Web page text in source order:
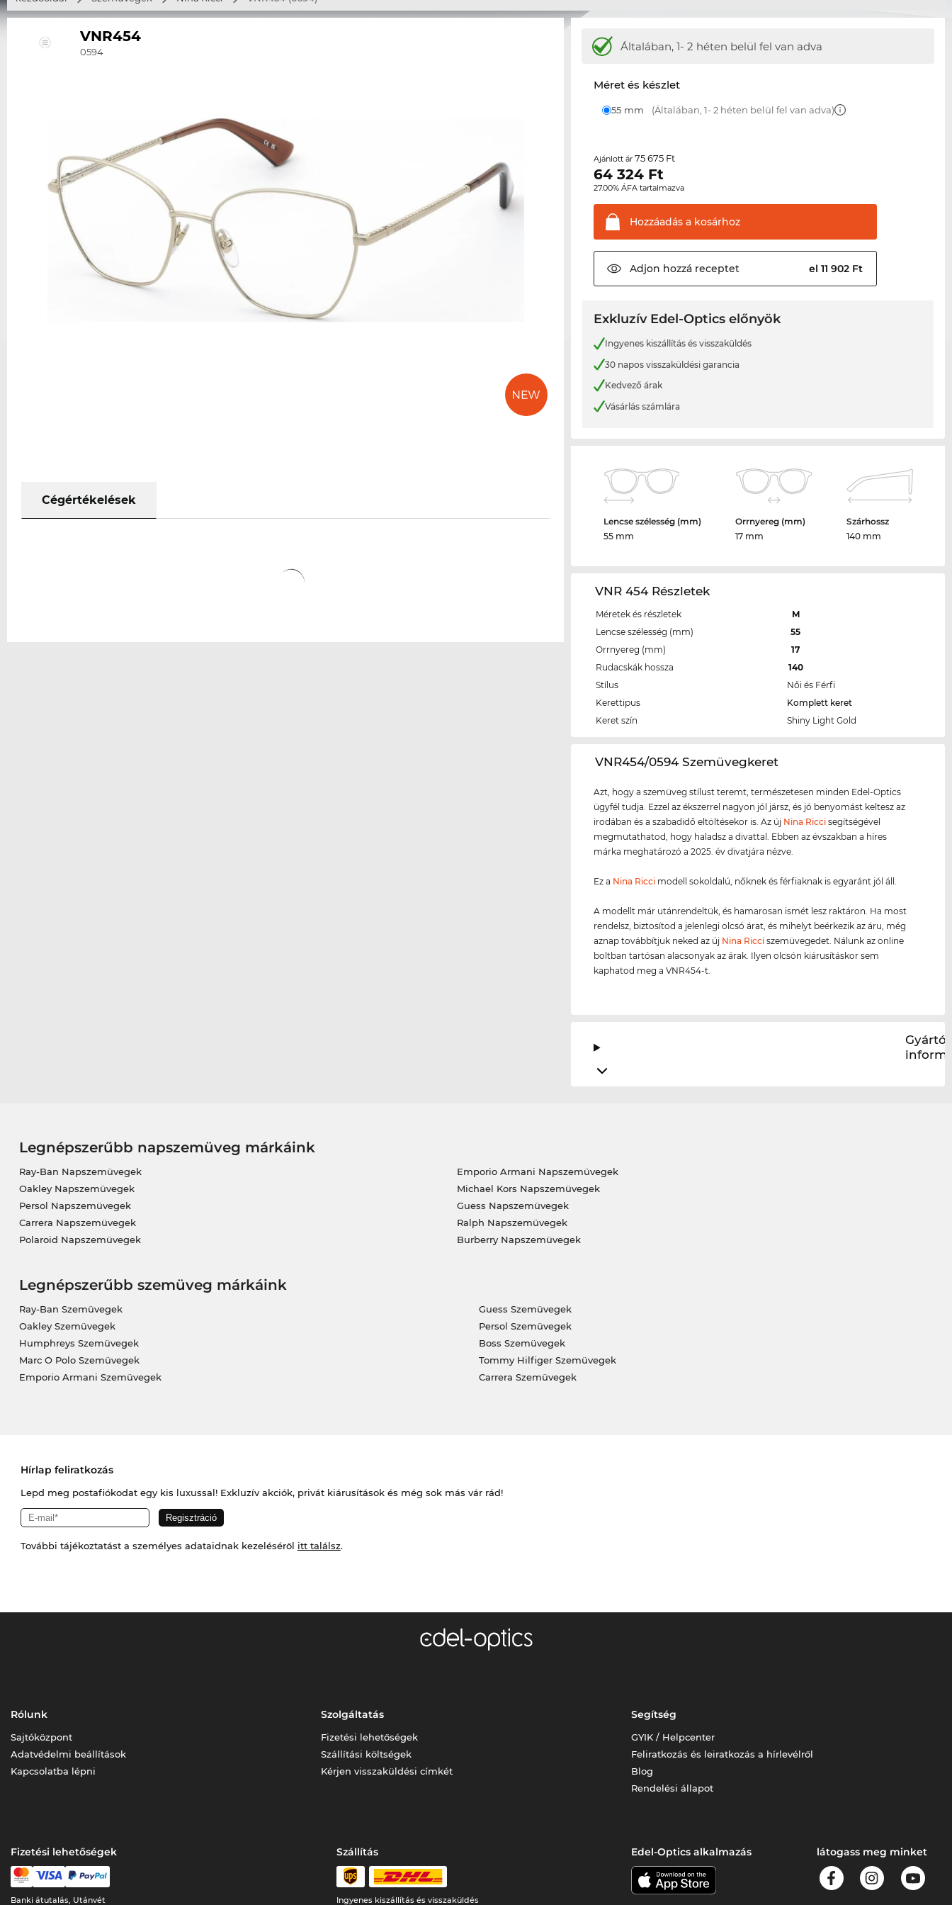
VNR454
0594
Cégértékelések
Általában, 1- 2 héten belül fel van adva
Méret és készlet
55 mm (Általában, 1- 2 héten belül fel van adva)
Ajánlott ár75 675 Ft
64 324 Ft
27.00% ÁFA tartalmazva
Hozzáadás a kosárhoz
Adjon hozzá receptet el 11 902 Ft
Exkluzív Edel-Optics előnyök
Ingyenes kiszállítás és visszaküldés
30 napos visszaküldési garancia
Kedvező árak
Vásárlás számlára
Lencse szélesség (mm)
55 mm
Orrnyereg (mm)
17 mm
Szárhossz
140 mm
VNR 454 Részletek
Méretek és részletek
M
Lencse szélesség (mm)
55
Orrnyereg (mm)
17
Rudacskák hossza
140
Stílus
Női és Férfi
Kerettipus
Komplett keret
Keret szín
Shiny Light Gold
‌VNR454/0594 Szemüvegkeret
Azt, hogy a szemüveg stílust teremt, természetesen minden Edel-Optics
ügyfél tudja. Ezzel az ékszerrel nagyon jól jársz, és jó benyomást keltesz az
irodában és a szabadidő eltöltésekor is. Az új Nina Ricci segítségével
megmutathatod, hogy haladsz a divattal. Ebben az évszakban a híres
márka meghatározó a 2025. év divatjára nézve.
Ez a Nina Ricci modell sokoldalú, nőknek és férfiaknak is egyaránt jól áll.
A modellt már utánrendeltük, és hamarosan ismét lesz raktáron. Ha most
rendelsz, biztosítod a jelenlegi olcsó árat, és mihelyt beérkezik az áru, még
aznap továbbítjuk neked az új Nina Ricci szemüvegedet. Nálunk az online
boltban tartósan alacsonyak az árak. Ilyen olcsón kiárusításkor sem
kaphatod meg a VNR454-t.
Gyártói
Legnépszerűbb napszemüveg márkáink
Ray-Ban Napszemüvegek
Oakley Napszemüvegek
Persol Napszemüvegek
Carrera Napszemüvegek
Polaroid Napszemüvegek
Emporio Armani Napszemüvegek
Michael Kors Napszemüvegek
Guess Napszemüvegek
Ralph Napszemüvegek
Burberry Napszemüvegek
Legnépszerűbb szemüveg márkáink
Ray-Ban Szemüvegek
Oakley Szemüvegek
Humphreys Szemüvegek
Marc O Polo Szemüvegek
Emporio Armani Szemüvegek
Guess Szemüvegek
Persol Szemüvegek
Boss Szemüvegek
Tommy Hilfiger Szemüvegek
Carrera Szemüvegek
Hírlap feliratkozás
Lepd meg postafiókodat egy kis luxussal! Exkluzív akciók, privát kiárusítások és még sok más vár rád!
További tájékoztatást a személyes adataidnak kezeléséről itt találsz.
Rólunk
Sajtóközpont
Adatvédelmi beállítások
Kapcsolatba lépni
Szolgáltatás
Fizetési lehetőségek
Szállítási költségek
Kérjen visszaküldési címkét
Segítség
GYIK / Helpcenter
Feliratkozás és leiratkozás a hírlevélről
Blog
Rendelési állapot
Fizetési lehetőségek
Banki átutalás, Utánvét
Szállítás
Ingyenes kiszállítás és visszaküldés
Edel-Optics alkalmazás látogass meg minket